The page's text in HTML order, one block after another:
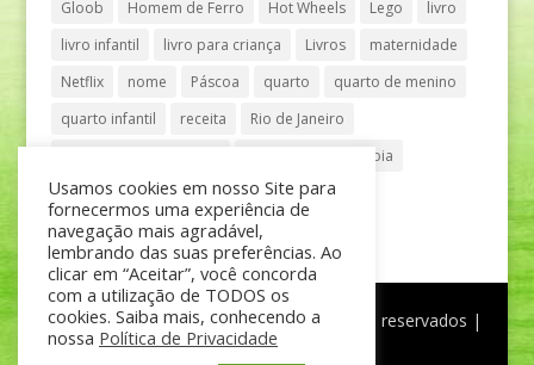
Gloob
Homem de Ferro Hot Wheels Lego
livro
livro infantil
livro para criança Livros
maternidade
Netflix
nome Páscoa quarto
quarto de menino
quarto infantil
receita
Rio de Janeiro
Shopping Vila Olímpia
São Paulo
teatro tênis
®Mãe de Menino | © Todos os direitos reservados |
Política de Privacidade
Usamos cookies em nosso Site para
fornecermos uma experiência de
navegação mais agradável,
lembrando das suas preferências. Ao
clicar em “Aceitar”, você concorda
com a utilização de TODOS os
cookies. Saiba mais, conhecendo a
nossa Política de Privacidade